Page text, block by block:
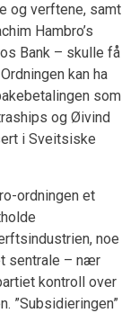
og verftene, samt
Hambro’s
Bank – skulle få
kan ha
som
og Øivind
i Sveitsiske
ordningen et
noe
sentrale – nær
kontroll over
”Subsidieringen”